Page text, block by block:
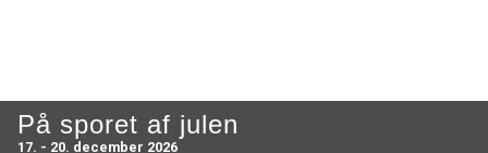
På sporet af julen
17. - 20. december 2026